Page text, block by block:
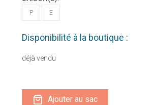
P E
Disponibilité à la boutique :
déjà vendu
Ajouter au sac